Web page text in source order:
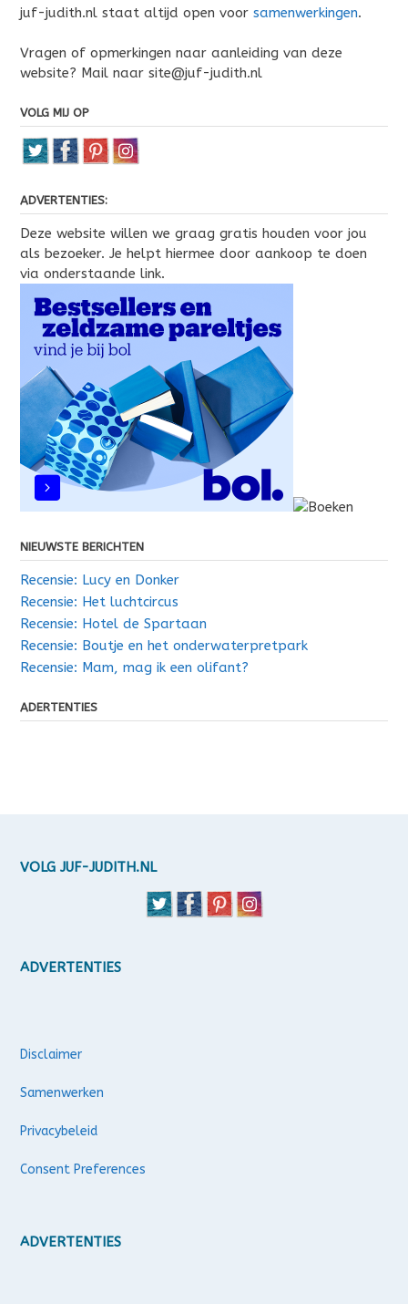
juf-judith.nl staat altijd open voor samenwerkingen.
Vragen of opmerkingen naar aanleiding van deze
website? Mail naar site@juf-judith.nl
VOLG MIJ OP
ADVERTENTIES:
Deze website willen we graag gratis houden voor jou
als bezoeker. Je helpt hiermee door aankoop te doen
via onderstaande link.
NIEUWSTE BERICHTEN
Recensie: Lucy en Donker
Recensie: Het luchtcircus
Recensie: Hotel de Spartaan
Recensie: Boutje en het onderwaterpretpark
Recensie: Mam, mag ik een olifant?
ADERTENTIES
VOLG JUF-JUDITH.NL
ADVERTENTIES
Disclaimer
Samenwerken
Privacybeleid
Consent Preferences
ADVERTENTIES